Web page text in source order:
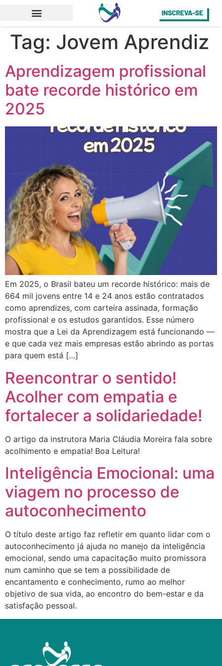
Tag: Jovem Aprendiz
Aprendizagem profissional
bate recorde histórico em
2025
Em 2025, o Brasil bateu um recorde histórico: mais de
664 mil jovens entre 14 e 24 anos estão contratados
como aprendizes, com carteira assinada, formação
profissional e os estudos garantidos. Esse número
mostra que a Lei da Aprendizagem está funcionando —
e que cada vez mais empresas estão abrindo as portas
para quem está […]
Reencontrar o sentido!
Acolher com empatia e
fortalecer a solidariedade!
O artigo da instrutora Maria Cláudia Moreira fala sobre
acolhimento e empatia! Boa Leitura!
Inteligência Emocional: uma
viagem no processo de
autoconhecimento
O título deste artigo faz refletir em quanto lidar com o
autoconhecimento já ajuda no manejo da inteligência
emocional, sendo uma capacitação muito promissora
num caminho que se tem a possibilidade de
encantamento e conhecimento, rumo ao melhor
objetivo de sua vida, ao encontro do bem-estar e da
satisfação pessoal.